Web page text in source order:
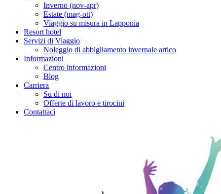
Inverno (nov-apr)
Estate (mag-ott)
Viaggio su misura in Lapponia
Resort hotel
Servizi di Viaggio
Noleggio di abbigliamento invernale artico
Informazioni
Centro informazioni
Blog
Carriera
Su di noi
Offerte di lavoro e tirocini
Contattaci